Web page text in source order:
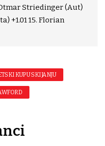
Striedinger (Aut)
+1.01 15. Florian
KUP U SKIJANJU